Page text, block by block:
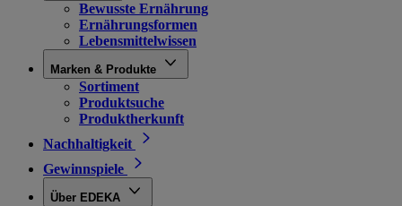
Bewusste Ernährung
Ernährungsformen
Lebensmittelwissen
Marken & Produkte
Sortiment
Produktsuche
Produktherkunft
Nachhaltigkeit
Gewinnspiele
Über EDEKA